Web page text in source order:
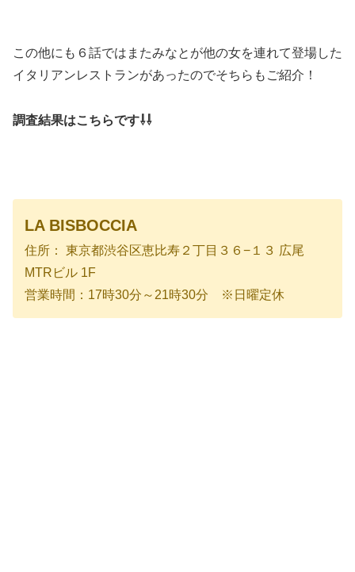
この他にも６話ではまたみなとが他の女を連れて登場した
イタリアンレストランがあったのでそちらもご紹介！
調査結果はこちらです⇩⇩
LA BISBOCCIA
住所： 東京都渋谷区恵比寿２丁目３６−１３ 広尾
MTRビル 1F
営業時間：17時30分～21時30分 ※日曜定休